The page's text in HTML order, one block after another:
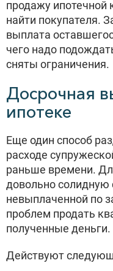
продажу ипотечной
найти покупателя.
выплата
чего надо
сняты ограничения.
Досрочная
ипотеке
Еще один способ
расходе
раньше времени.
довольно солидную
невыплаченной по
проблем продать
полученные деньги.
Действуют